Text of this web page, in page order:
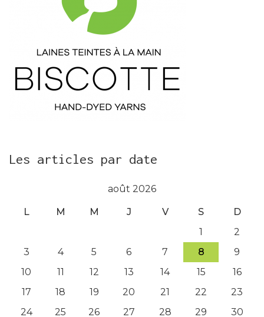
Les articles par date
août 2026
L M M J V S
D
1
2
3
4 5 6 7 8
9
10
11 12 13 14 15
16
17
18 19 20 21 22
23
24
25 26 27 28 29 30